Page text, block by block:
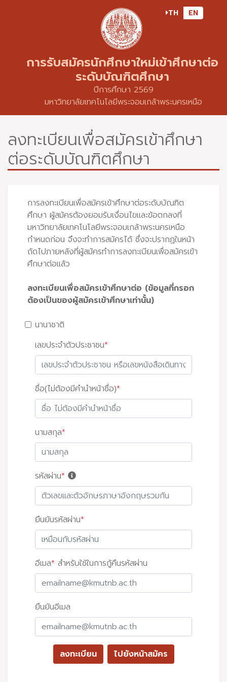
การรับสมัครนักศึกษาใหม่เข้าศึกษาต่อ
ระดับบัณฑิตศึกษา
ปีการศึกษา 2569
มหาวิทยาลัยเทคโนโลยีพระจอมเกล้าพระนครเหนือ
TH EN
ลงทะเบียนเพื่อสมัครเข้าศึกษา
ต่อระดับบัณฑิตศึกษา
การลงทะเบียนเพื่อสมัครเข้าศึกษาต่อระดับบัณฑิต
ศึกษา ผู้สมัครต้องยอมรับเงื่อนไขและข้อตกลงที่
มหาวิทยาลัยเทคโนโลยีพระจอมเกล้าพระนครเหนือ
กำหนดก่อน จึงจะทำการสมัครได้ ซึ่งจะปรากฏในหน้า
ถัดไปภายหลังที่ผู้สมัครทำการลงทะเบียนเพื่อสมัครเข้า
ศึกษาต่อแล้ว
ลงทะเบียนเพื่อสมัครเข้าศึกษาต่อ (ข้อมูลที่กรอก
ต้องเป็นของผู้สมัครเข้าศึกษาเท่านั้น)
นานาชาติ
เลขประจำตัวประชาชน*
ชื่อ(ไม่ต้องมีคำนำหน้าชื่อ)*
นามสกุล*
รหัสผ่าน*
ยืนยันรหัสผ่าน*
อีเมล* สำหรับใช้ในการกู้คืนรหัสผ่าน
ยืนยันอีเมล